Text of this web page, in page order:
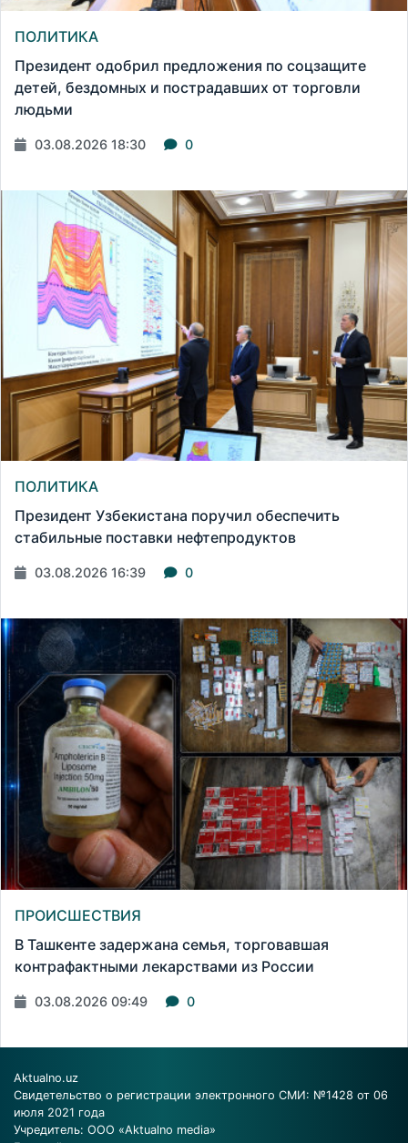
ПОЛИТИКА
Президент одобрил предложения по соцзащите
детей, бездомных и пострадавших от торговли
людьми
03.08.2026 18:30 0
ПОЛИТИКА
Президент Узбекистана поручил обеспечить
стабильные поставки нефтепродуктов
03.08.2026 16:39 0
ПРОИСШЕСТВИЯ
В Ташкенте задержана семья, торговавшая
контрафактными лекарствами из России
03.08.2026 09:49 0
Aktualno.uz
Свидетельство о регистрации электронного СМИ: №1428 от 06
июля 2021 года
Учредитель: ООО «Aktualno media»